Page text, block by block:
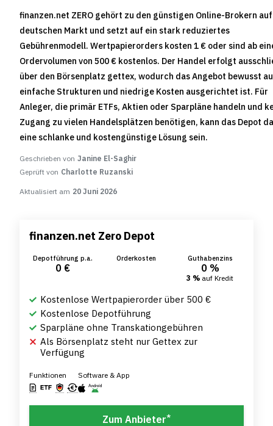
finanzen.net ZERO gehört zu den günstigen Online-Brokern
deutschen Markt und setzt auf ein stark reduziertes
Gebührenmodell. Wertpapierorders kosten 1 € oder sind ab
Ordervolumen von 500 € kostenlos. Der Handel erfolgt
über den Börsenplatz gettex, wodurch das Angebot bewusst
einfache Strukturen und niedrige Kosten ausgerichtet ist. Für
Anleger, die primär ETFs, Aktien oder Sparpläne handeln und
Zugang zu vielen Handelsplätzen benötigen, kann das Depot
eine schlanke und kostengünstige Lösung sein.
Geschrieben von Janine El-Saghir
Geprüft von Charlotte Ruzanski
Aktualisiert am 20 Juni 2026
finanzen.net Zero Depot
Depotführung p.a.
0 €
Orderkosten Guthabenzins
0 %
3 % auf Kredit
Kostenlose Wertpapierorder über 500 €
Kostenlose Depotführung
Sparpläne ohne Transkationgebühren
Als Börsenplatz steht nur Gettex zur
Verfügung
Funktionen Software & App
Zum Anbieter*